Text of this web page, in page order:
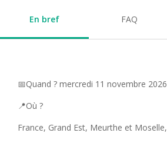
En bref FAQ
📅Quand ? mercredi 11 novembre 2026
📍Où ?
France, Grand Est, Meurthe et